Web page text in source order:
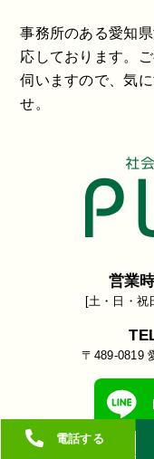
事務所のある愛知
応しております。
伺いますので、気
せ。
営業
[土・日・祝
〒489-0819
電話する